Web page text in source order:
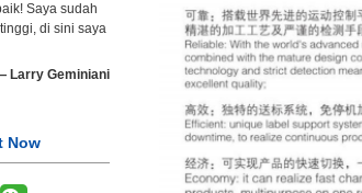
Saya sudah
di sini saya
Geminiani
Now